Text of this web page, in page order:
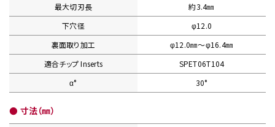
最大切刃長
約3.4㎜
下穴径
φ12.0
裏面取り加工
φ12.0㎜〜φ16.4㎜
適合チップ Inserts
SPET06T104
α°
30°
● 寸法（㎜）